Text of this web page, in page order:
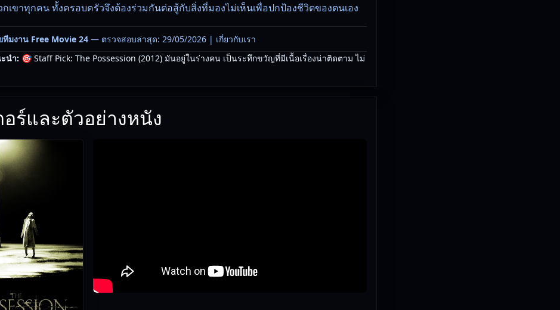
กเขาทุกคน ทั้งครอบครัวจึงต้องร่วมกันต่อสู้กับสิ่งท­ี่มองไม่เห็นเพื่อปกป้องชีวิตของตนเอง
ทีมงาน Free Movie 24— ตรวจสอบล่าสุด: 29/05/2026 | เกี่ยวกับเรา
นำ: 🎯 Staff Pick: The Possession (2012) มันอยู่ในร่างคน เป็นระทึกขวัญที่มีเนื้อเรื่องน่าติดตาม ไม่
อร์และตัวอย่างหนัง